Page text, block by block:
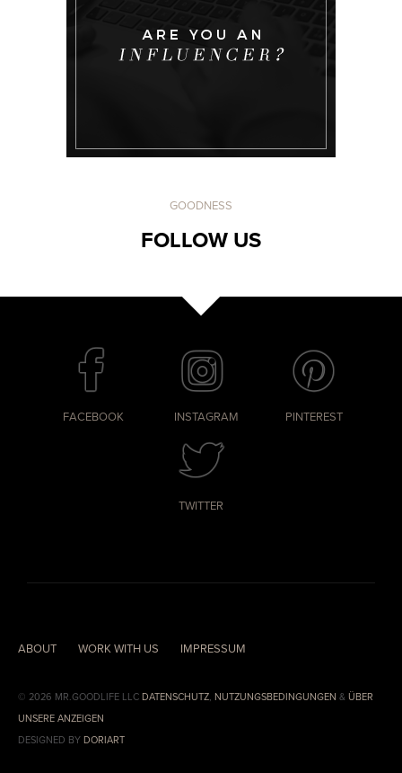
GOODNESS
FOLLOW US
FACEBOOK INSTAGRAM PINTEREST
TWITTER
ABOUT WORK WITH US IMPRESSUM
© 2026 MR.GOODLIFE LLC DATENSCHUTZ, NUTZUNGSBEDINGUNGEN & ÜBER
UNSERE ANZEIGEN
DESIGNED BY DORIART